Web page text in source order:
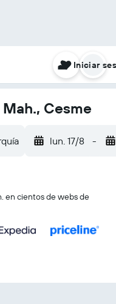
Iniciar
Cesme
lun. 17/8 -
en cientos de webs de